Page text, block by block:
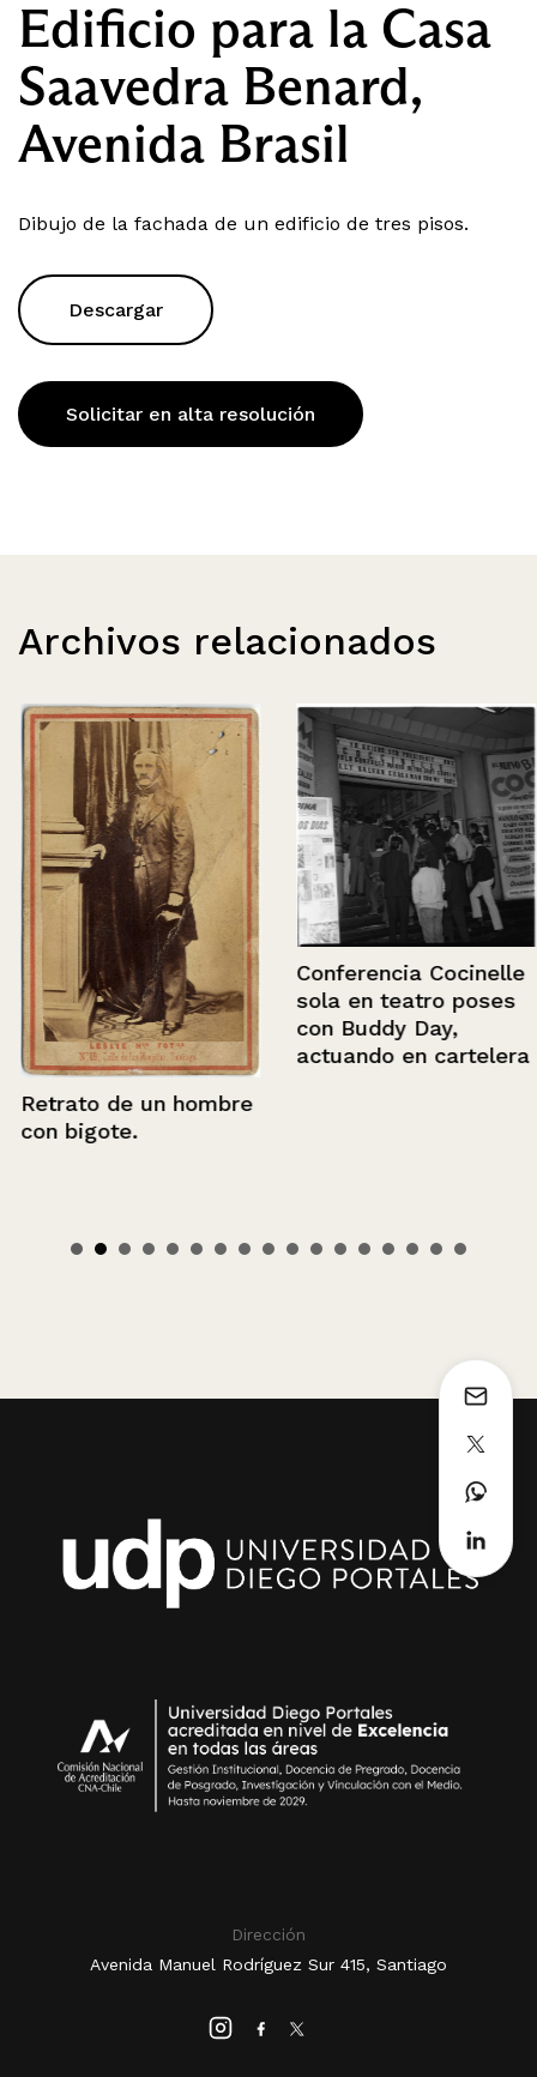
Edificio para la Casa
Saavedra Benard,
Avenida Brasil
Dibujo de la fachada de un edificio de tres pisos.
Descargar
Solicitar en alta resolución
Archivos relacionados
Retrato de un hombre
con bigote.
Conferencia Cocinelle
sola en teatro poses
con Buddy Day,
actuando en cartelera
Dirección
Avenida Manuel Rodríguez Sur 415, Santiago